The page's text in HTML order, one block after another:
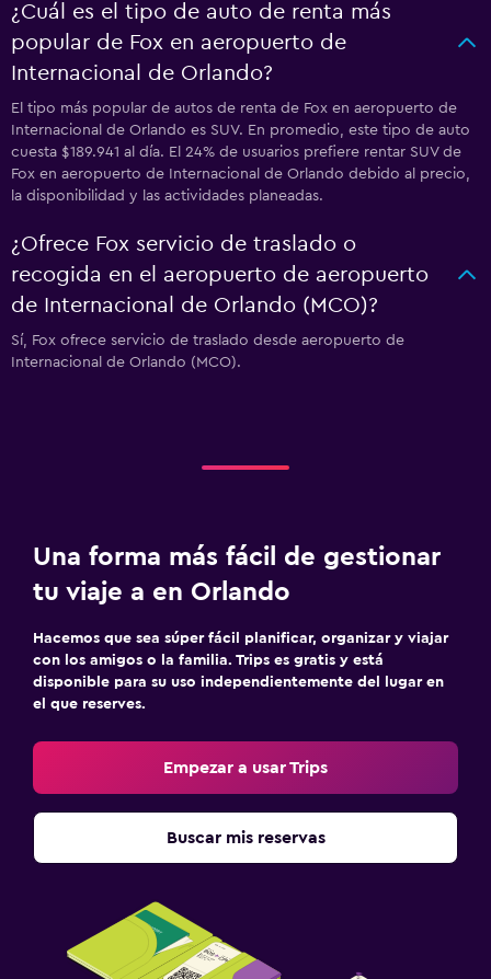
¿Cuál es el tipo de auto de renta más
popular de Fox en aeropuerto de
Internacional de Orlando?
El tipo más popular de autos de renta de Fox en aeropuerto de
Internacional de Orlando es SUV. En promedio, este tipo de auto
cuesta $189.941 al día. El 24% de usuarios prefiere rentar SUV de
Fox en aeropuerto de Internacional de Orlando debido al precio,
la disponibilidad y las actividades planeadas.
¿Ofrece Fox servicio de traslado o
recogida en el aeropuerto de aeropuerto
de Internacional de Orlando (MCO)?
Sí, Fox ofrece servicio de traslado desde aeropuerto de
Internacional de Orlando (MCO).
Una forma más fácil de gestionar
tu viaje a en Orlando
Hacemos que sea súper fácil planificar, organizar y viajar
con los amigos o la familia. Trips es gratis y está
disponible para su uso independientemente del lugar en
el que reserves.
Empezar a usar Trips
Buscar mis reservas